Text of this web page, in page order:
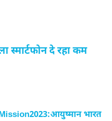
स्मार्टफोन दे रहा कम
भारत